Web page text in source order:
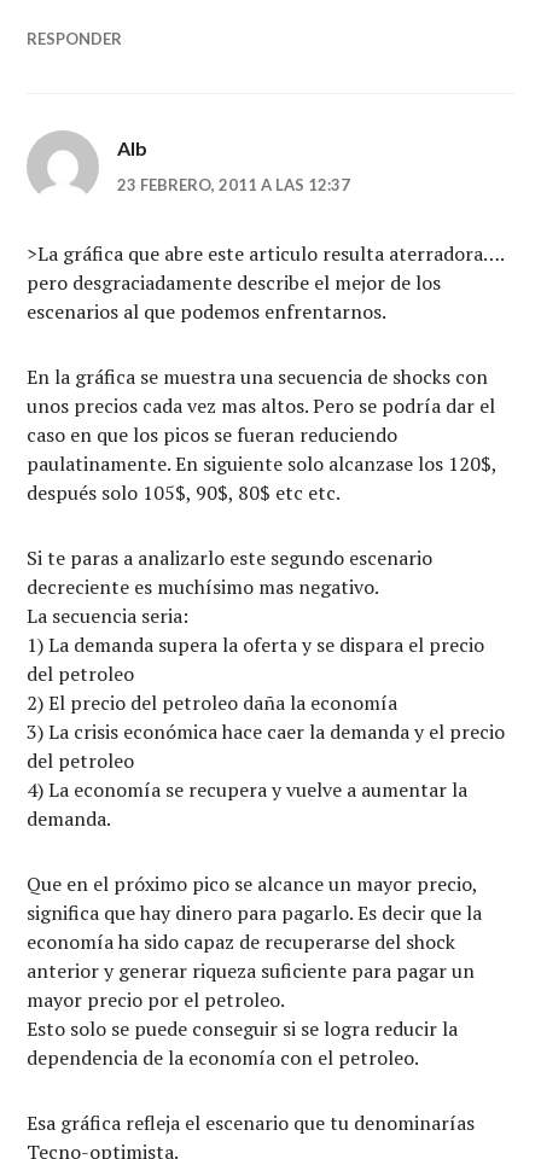
RESPONDER
Alb
23 FEBRERO, 2011 A LAS 12:37
>La gráfica que abre este articulo resulta aterradora….
pero desgraciadamente describe el mejor de los
escenarios al que podemos enfrentarnos.
En la gráfica se muestra una secuencia de shocks con
unos precios cada vez mas altos. Pero se podría dar el
caso en que los picos se fueran reduciendo
paulatinamente. En siguiente solo alcanzase los 120$,
después solo 105$, 90$, 80$ etc etc.
Si te paras a analizarlo este segundo escenario
decreciente es muchísimo mas negativo.
La secuencia seria:
1) La demanda supera la oferta y se dispara el precio
del petroleo
2) El precio del petroleo daña la economía
3) La crisis económica hace caer la demanda y el precio
del petroleo
4) La economía se recupera y vuelve a aumentar la
demanda.
Que en el próximo pico se alcance un mayor precio,
significa que hay dinero para pagarlo. Es decir que la
economía ha sido capaz de recuperarse del shock
anterior y generar riqueza suficiente para pagar un
mayor precio por el petroleo.
Esto solo se puede conseguir si se logra reducir la
dependencia de la economía con el petroleo.
Esa gráfica refleja el escenario que tu denominarías
Tecno-optimista.